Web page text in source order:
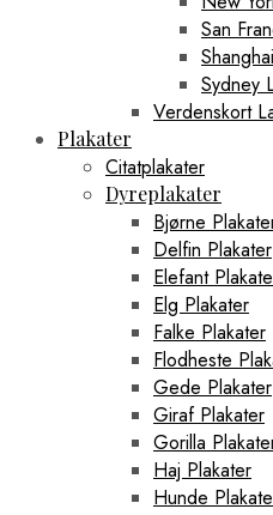
San
Sydney
Verdenskort
Plakater
Citatplakater
Dyreplakater
Bjørne
Delfin Plakater
Elefant
Elg Plakater
Falke Plakater
Flodheste
Gede Plakater
Giraf Plakater
Gorilla
Haj Plakater
Hunde